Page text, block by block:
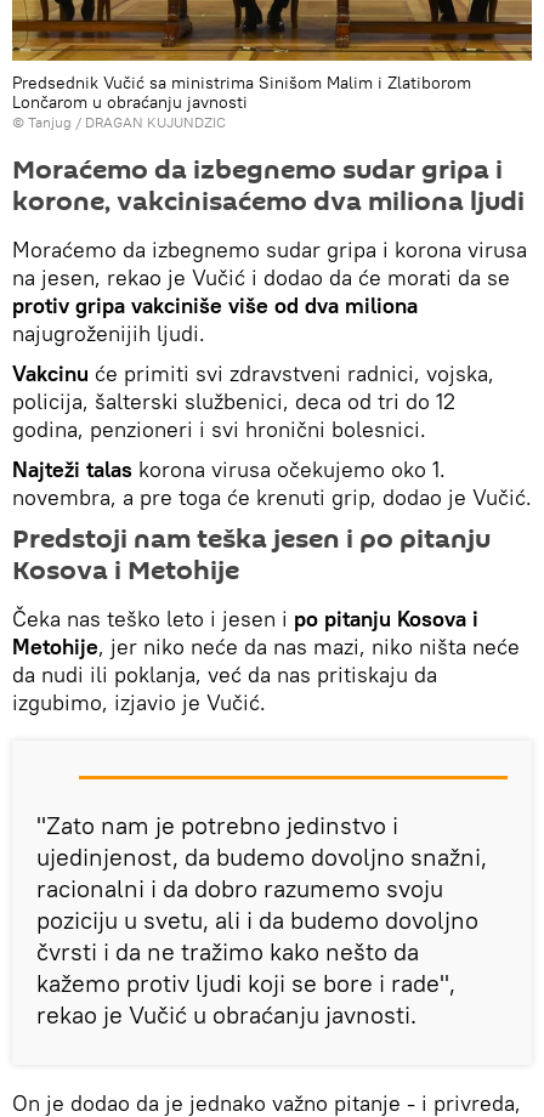
Predsednik Vučić sa ministrima Sinišom Malim i Zlatiborom
Lončarom u obraćanju javnosti
© Tanjug / DRAGAN KUJUNDZIC
Moraćemo da izbegnemo sudar gripa i
korone, vakcinisaćemo dva miliona ljudi
Moraćemo da izbegnemo sudar gripa i korona virusa
na jesen, rekao je Vučić i dodao da će morati da se
protiv gripa vakciniše više od dva miliona
najugroženijih ljudi.
Vakcinu će primiti svi zdravstveni radnici, vojska,
policija, šalterski službenici, deca od tri do 12
godina, penzioneri i svi hronični bolesnici.
Najteži talas korona virusa očekujemo oko 1.
novembra, a pre toga će krenuti grip, dodao je Vučić.
Predstoji nam teška jesen i po pitanju
Kosova i Metohije
Čeka nas teško leto i jesen i po pitanju Kosova i
Metohije, jer niko neće da nas mazi, niko ništa neće
da nudi ili poklanja, već da nas pritiskaju da
izgubimo, izjavio je Vučić.
"Zato nam je potrebno jedinstvo i
ujedinjenost, da budemo dovoljno snažni,
racionalni i da dobro razumemo svoju
poziciju u svetu, ali i da budemo dovoljno
čvrsti i da ne tražimo kako nešto da
kažemo protiv ljudi koji se bore i rade",
rekao je Vučić u obraćanju javnosti.
On je dodao da je jednako važno pitanje - i privreda,